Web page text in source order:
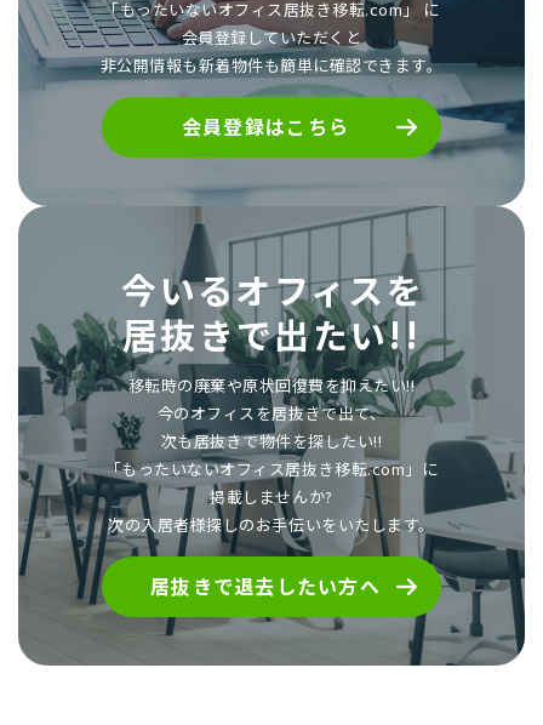
「もったいないオフィス居抜き移転.com」 に
会員登録していただくと
非公開情報も新着物件も簡単に確認できます。
会員登録はこちら
今いるオフィスを
居抜きで出たい!!
移転時の廃棄や原状回復費を抑えたい!!
今のオフィスを居抜きで出て、
次も居抜きで物件を探したい!!
「もったいないオフィス居抜き移転.com」に
掲載しませんか?
次の入居者様探しのお手伝いをいたします。
居抜きで退去したい方へ